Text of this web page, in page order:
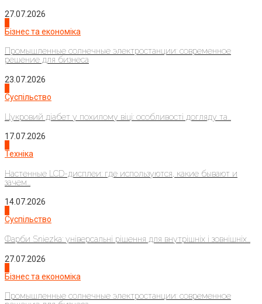
27.07.2026
Бізнес та економіка
Промышленные солнечные электростанции: современное
решение для бизнеса
23.07.2026
Суспільство
Цукровий діабет у похилому віці: особливості догляду та...
17.07.2026
Техніка
Настенные LCD-дисплеи: где используются, какие бывают и
зачем...
14.07.2026
Суспільство
Фарби Sniezka: універсальні рішення для внутрішніх і зовнішніх...
27.07.2026
Бізнес та економіка
Промышленные солнечные электростанции: современное